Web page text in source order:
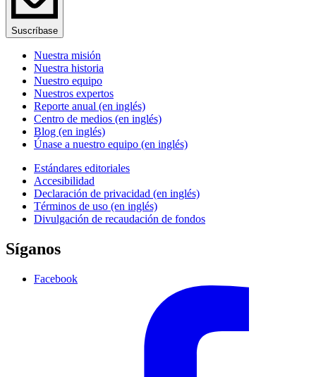
Suscríbase
Nuestra misión
Nuestra historia
Nuestro equipo
Nuestros expertos
Reporte anual (en inglés)
Centro de medios (en inglés)
Blog (en inglés)
Únase a nuestro equipo (en inglés)
Estándares editoriales
Accesibilidad
Declaración de privacidad (en inglés)
Términos de uso (en inglés)
Divulgación de recaudación de fondos
Síganos
Facebook